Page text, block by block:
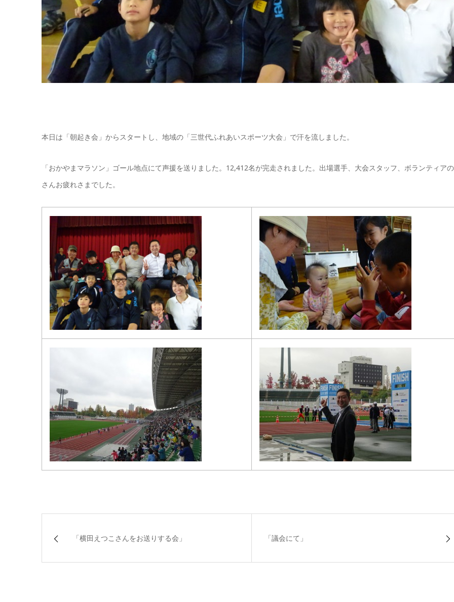
本日は「朝起き会」からスタートし、地域の「三世代ふれあいスポーツ大会」で汗を流しました。
「おかやまマラソン」ゴール地点にて声援を送りました。12,412名が完走されました。出場選手、大会スタッフ、ボランティア
さんお疲れさまでした。
「横田えつこさんをお送りする会」 「議会にて」